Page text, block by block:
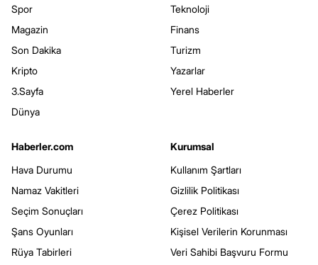
Spor
Magazin
Son Dakika
Kripto
3.Sayfa
Dünya
Teknoloji
Finans
Turizm
Yazarlar
Yerel Haberler
Haberler.com
Hava Durumu
Namaz Vakitleri
Seçim Sonuçları
Şans Oyunları
Rüya Tabirleri
Kurumsal
Kullanım Şartları
Gizlilik Politikası
Çerez Politikası
Kişisel Verilerin Korunması
Veri Sahibi Başvuru Formu